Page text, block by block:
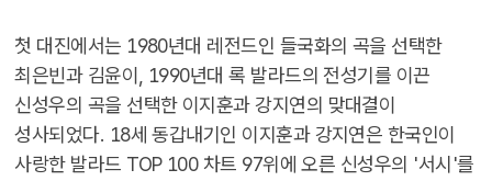
첫 대진에서는 1980년대 레전드인 들국화의 곡을 선택한
최은빈과 김윤이, 1990년대 록 발라드의 전성기를 이끈
신성우의 곡을 선택한 이지훈과 강지연의 맞대결이
성사되었다. 18세 동갑내기인 이지훈과 강지연은 한국인이
사랑한 발라드 TOP 100 차트 97위에 오른 신성우의 '서시'를